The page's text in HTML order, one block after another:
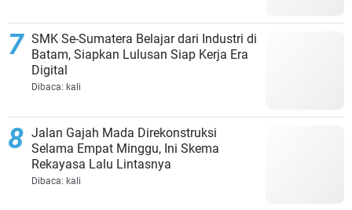
SMK Se-Sumatera Belajar dari Industri di
Batam, Siapkan Lulusan Siap Kerja Era
Digital
Dibaca: kali
Jalan Gajah Mada Direkonstruksi
Selama Empat Minggu, Ini Skema
Rekayasa Lalu Lintasnya
Dibaca: kali